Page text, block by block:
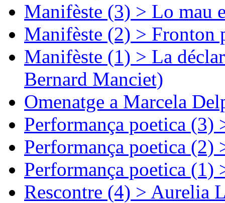
Manifèste (3) > Lo mau
Manifèste (2) > Fronton
Manifèste (1) > La
Bernard Manciet)
Omenatge a Marcela
Performança poetica (3)
Performança poetica (2)
Performança poetica (1)
Rescontre (4) > Aurelia